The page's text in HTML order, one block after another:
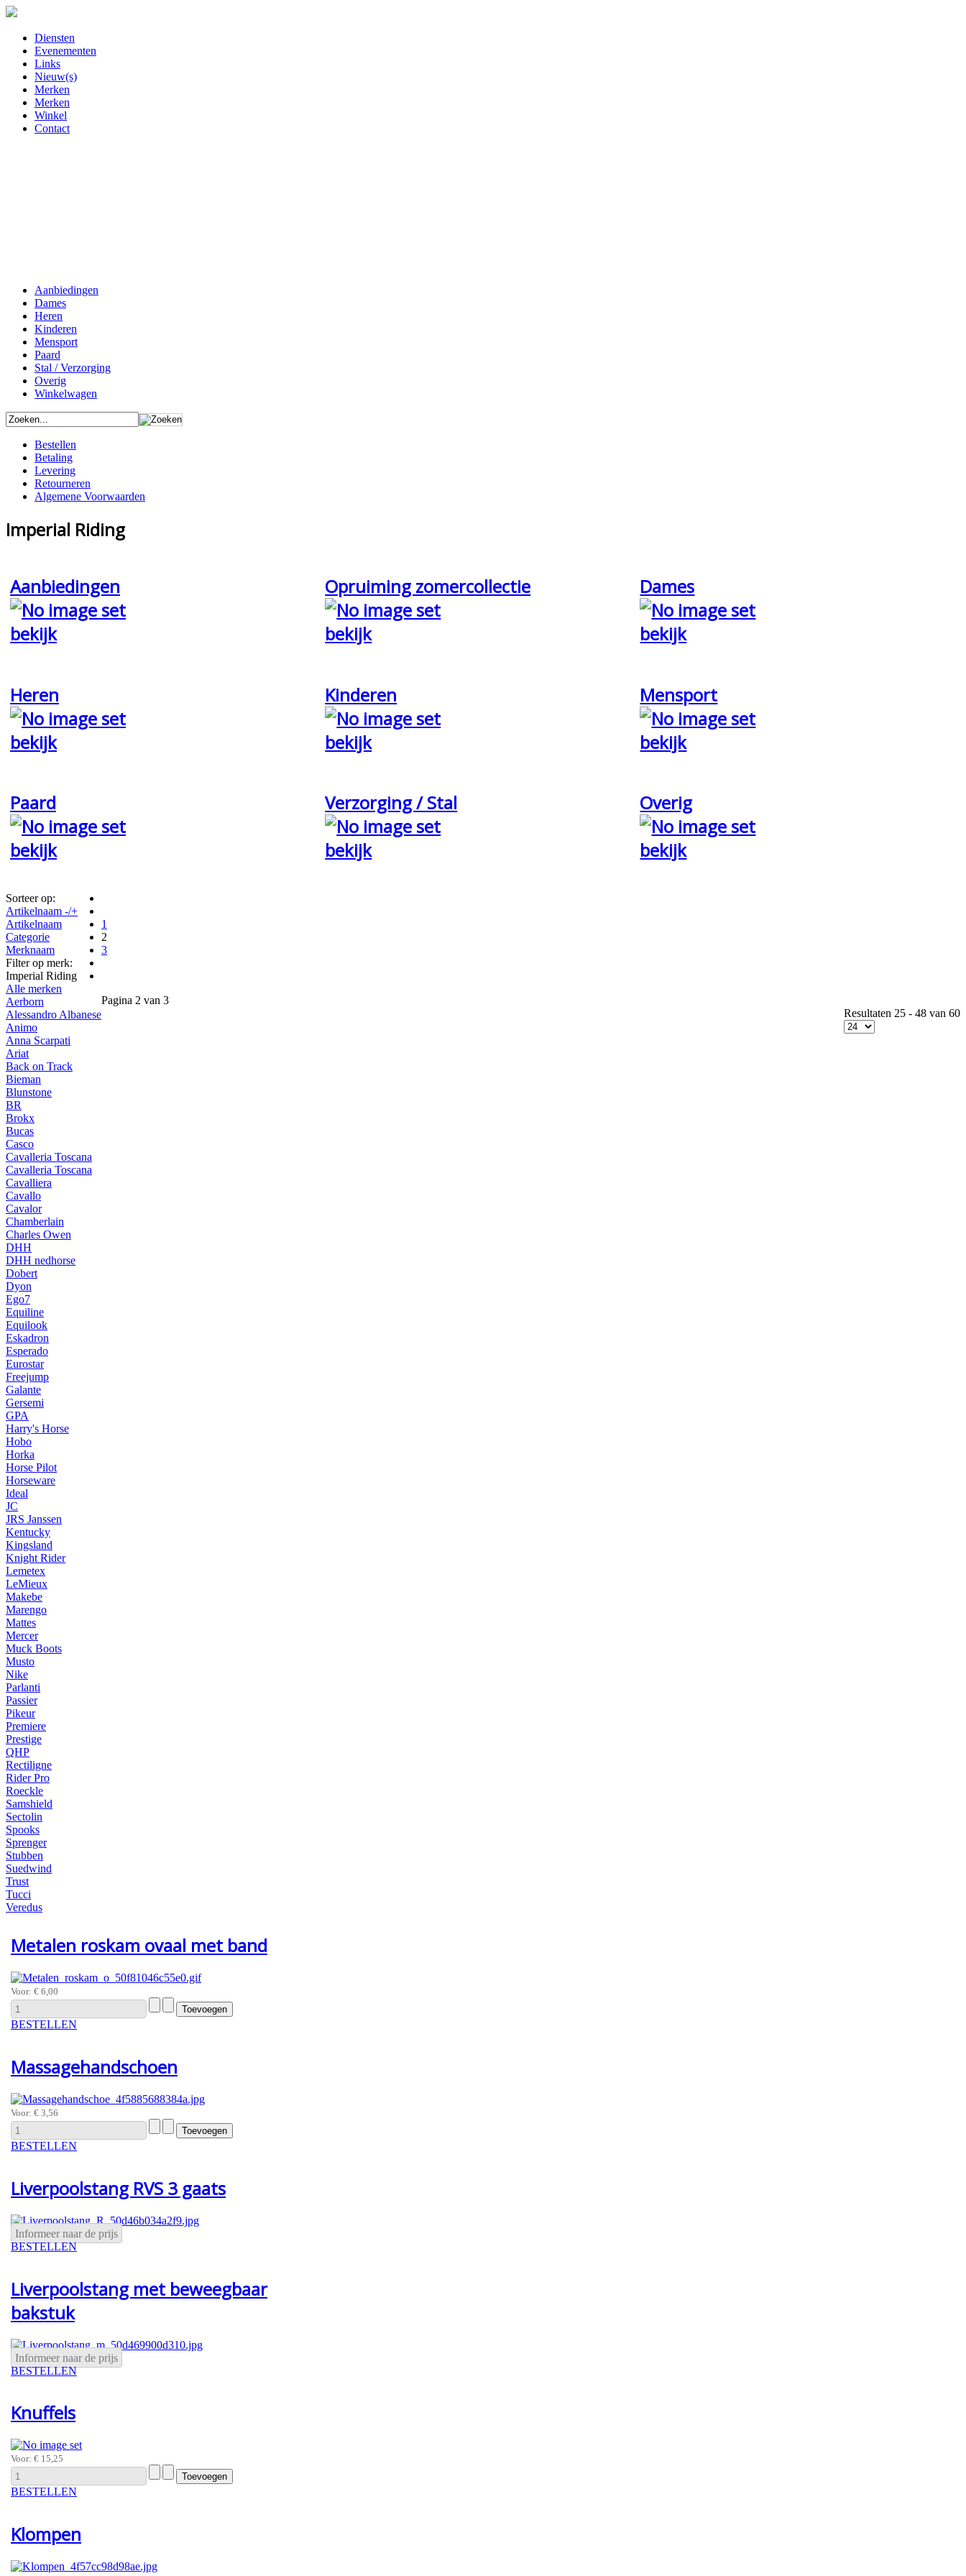
Diensten
Evenementen
Links
Nieuw(s)
Merken
Merken
Winkel
Contact
Aanbiedingen
Dames
Heren
Kinderen
Mensport
Paard
Stal / Verzorging
Overig
Winkelwagen
Bestellen
Betaling
Levering
Retourneren
Algemene Voorwaarden
Imperial Riding
Aanbiedingen
bekijk
Opruiming zomercollectie
bekijk
Dames
bekijk
Heren
bekijk
Kinderen
bekijk
Mensport
bekijk
Paard
bekijk
Verzorging / Stal
bekijk
Overig
bekijk
Sorteer op:
Artikelnaam -/+
Artikelnaam
Categorie
Merknaam
Filter op merk:
Imperial Riding
Alle merken
Aerborn
Alessandro Albanese
Animo
Anna Scarpati
Ariat
Back on Track
Bieman
Blunstone
BR
Brokx
Bucas
Casco
Cavalleria Toscana
Cavalleria Toscana
Cavalliera
Cavallo
Cavalor
Chamberlain
Charles Owen
DHH
DHH nedhorse
Dobert
Dyon
Ego7
Equiline
Equilook
Eskadron
Esperado
Eurostar
Freejump
Galante
Gersemi
GPA
Harry's Horse
Hobo
Horka
Horse Pilot
Horseware
Ideal
JC
JRS Janssen
Kentucky
Kingsland
Knight Rider
Lemetex
LeMieux
Makebe
Marengo
Mattes
Mercer
Muck Boots
Musto
Nike
Parlanti
Passier
Pikeur
Premiere
Prestige
QHP
Rectiligne
Rider Pro
Roeckle
Samshield
Sectolin
Spooks
Sprenger
Stubben
Suedwind
Trust
Tucci
Veredus
1
2
3
Pagina 2 van 3
Resultaten 25 - 48 van 60
Metalen roskam ovaal met band
Voor: € 6,00
BESTELLEN
Massagehandschoen
Voor: € 3,56
BESTELLEN
Liverpoolstang RVS 3 gaats
Informeer naar de prijs
BESTELLEN
Liverpoolstang met beweegbaar
bakstuk
Informeer naar de prijs
BESTELLEN
Knuffels
Voor: € 15,25
BESTELLEN
Klompen